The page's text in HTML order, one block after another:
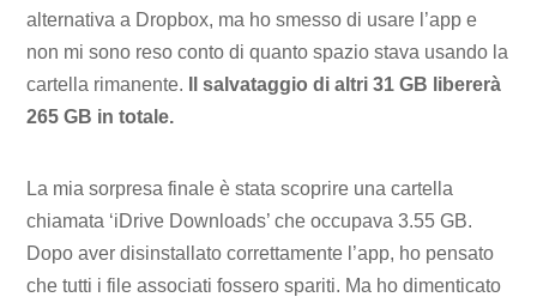
alternativa a Dropbox, ma ho smesso di usare l’app e
non mi sono reso conto di quanto spazio stava usando la
cartella rimanente.
Il salvataggio di altri 31 GB libererà
265 GB in totale.
La mia sorpresa finale è stata scoprire una cartella
chiamata ‘iDrive Downloads’ che occupava 3.55 GB.
Dopo aver disinstallato correttamente l’app, ho pensato
che tutti i file associati fossero spariti. Ma ho dimenticato